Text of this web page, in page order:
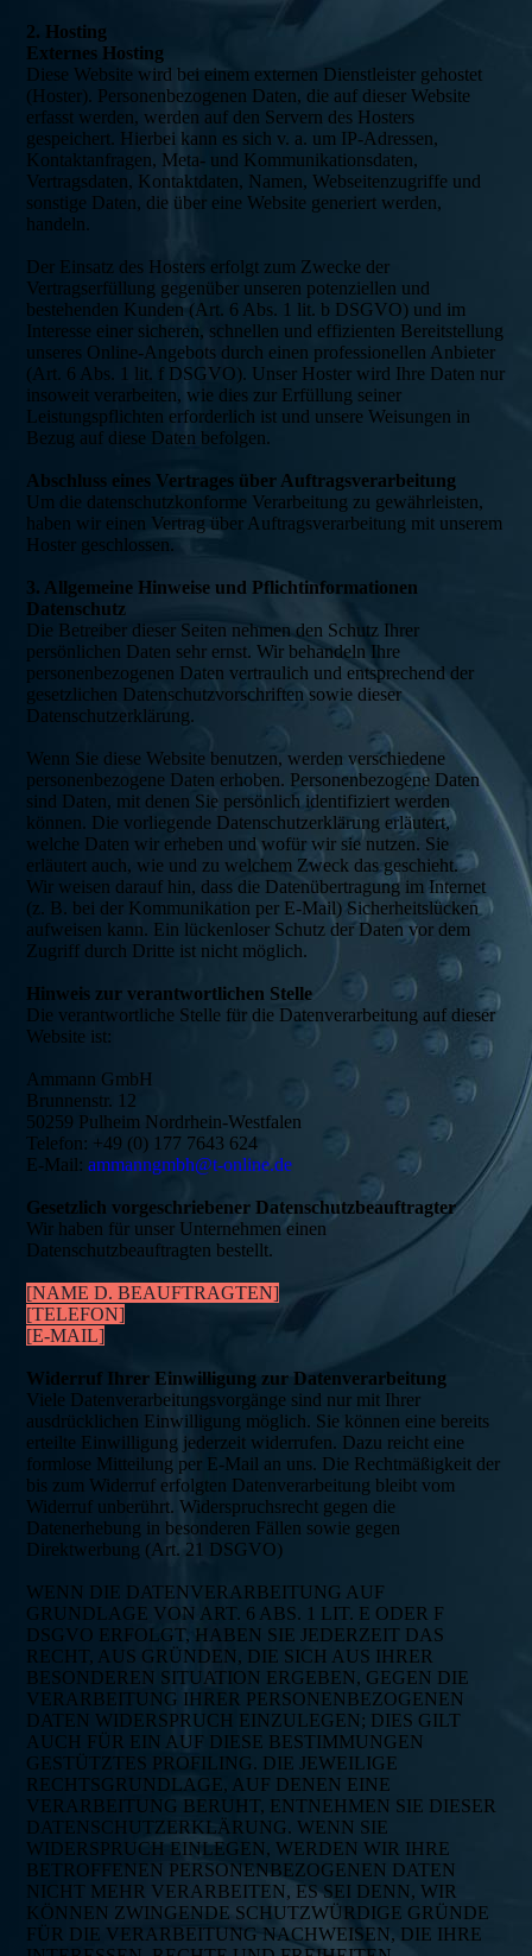
2. Hosting
Externes Hosting
Diese Website wird bei einem externen Dienstleister gehostet
(Hoster). Personenbezogenen Daten, die auf dieser Website
erfasst werden, werden auf den Servern des Hosters
gespeichert. Hierbei kann es sich v. a. um IP-Adressen,
Kontaktanfragen, Meta- und Kommunikationsdaten,
Vertragsdaten, Kontaktdaten, Namen, Webseitenzugriffe und
sonstige Daten, die über eine Website generiert werden,
handeln.
Der Einsatz des Hosters erfolgt zum Zwecke der
Vertragserfüllung gegenüber unseren potenziellen und
bestehenden Kunden (Art. 6 Abs. 1 lit. b DSGVO) und im
Interesse einer sicheren, schnellen und effizienten Bereitstellung
unseres Online-Angebots durch einen professionellen Anbieter
(Art. 6 Abs. 1 lit. f DSGVO). Unser Hoster wird Ihre Daten nur
insoweit verarbeiten, wie dies zur Erfüllung seiner
Leistungspflichten erforderlich ist und unsere Weisungen in
Bezug auf diese Daten befolgen.
Abschluss eines Vertrages über Auftragsverarbeitung
Um die datenschutzkonforme Verarbeitung zu gewährleisten,
haben wir einen Vertrag über Auftragsverarbeitung mit unserem
Hoster geschlossen.
3. Allgemeine Hinweise und Pflichtinformationen
Datenschutz
Die Betreiber dieser Seiten nehmen den Schutz Ihrer
persönlichen Daten sehr ernst. Wir behandeln Ihre
personenbezogenen Daten vertraulich und entsprechend der
gesetzlichen Datenschutzvorschriften sowie dieser
Datenschutzerklärung.
Wenn Sie diese Website benutzen, werden verschiedene
personenbezogene Daten erhoben. Personenbezogene Daten
sind Daten, mit denen Sie persönlich identifiziert werden
können. Die vorliegende Datenschutzerklärung erläutert,
welche Daten wir erheben und wofür wir sie nutzen. Sie
erläutert auch, wie und zu welchem Zweck das geschieht.
Wir weisen darauf hin, dass die Datenübertragung im Internet
(z. B. bei der Kommunikation per E-Mail) Sicherheitslücken
aufweisen kann. Ein lückenloser Schutz der Daten vor dem
Zugriff durch Dritte ist nicht möglich.
Hinweis zur verantwortlichen Stelle
Die verantwortliche Stelle für die Datenverarbeitung auf dieser
Website ist:
Ammann GmbH
Brunnenstr. 12
50259 Pulheim Nordrhein-Westfalen
Telefon: +49 (0) 177 7643 624
E-Mail:ammanngmbh@t-online.de
Gesetzlich vorgeschriebener Datenschutzbeauftragter
Wir haben für unser Unternehmen einen
Datenschutzbeauftragten bestellt.
[NAME D. BEAUFTRAGTEN]
[TELEFON]
[E-MAIL]
Widerruf Ihrer Einwilligung zur Datenverarbeitung
Viele Datenverarbeitungsvorgänge sind nur mit Ihrer
ausdrücklichen Einwilligung möglich. Sie können eine bereits
erteilte Einwilligung jederzeit widerrufen. Dazu reicht eine
formlose Mitteilung per E-Mail an uns. Die Rechtmäßigkeit der
bis zum Widerruf erfolgten Datenverarbeitung bleibt vom
Widerruf unberührt. Widerspruchsrecht gegen die
Datenerhebung in besonderen Fällen sowie gegen
Direktwerbung (Art. 21 DSGVO)
WENN DIE DATENVERARBEITUNG AUF
GRUNDLAGE VON ART. 6 ABS. 1 LIT. E ODER F
DSGVO ERFOLGT, HABEN SIE JEDERZEIT DAS
RECHT, AUS GRÜNDEN, DIE SICH AUS IHRER
BESONDEREN SITUATION ERGEBEN, GEGEN DIE
VERARBEITUNG IHRER PERSONENBEZOGENEN
DATEN WIDERSPRUCH EINZULEGEN; DIES GILT
AUCH FÜR EIN AUF DIESE BESTIMMUNGEN
GESTÜTZTES PROFILING. DIE JEWEILIGE
RECHTSGRUNDLAGE, AUF DENEN EINE
VERARBEITUNG BERUHT, ENTNEHMEN SIE DIESER
DATENSCHUTZERKLÄRUNG. WENN SIE
WIDERSPRUCH EINLEGEN, WERDEN WIR IHRE
BETROFFENEN PERSONENBEZOGENEN DATEN
NICHT MEHR VERARBEITEN, ES SEI DENN, WIR
KÖNNEN ZWINGENDE SCHUTZWÜRDIGE GRÜNDE
FÜR DIE VERARBEITUNG NACHWEISEN, DIE IHRE